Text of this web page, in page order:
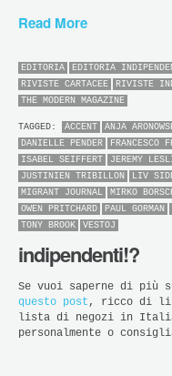
Read More
EDITORIA EDITORIA
RIVISTE CARTACEE
RIVISTE
THE MODERN MAGAZINE
TAGGED: ACCENT
ANJA
DANIELLE PENDER
FRANCESCO
ISABEL SEIFFERT
JEREMY
JUSTINIEN TRIBILLON
LIV
MIGRANT JOURNAL
MIRKO
OWEN PRITCHARD
PAUL GORMAN
TONY BROOK
VESTOJ
indipendenti!?
Se vuoi saperne di
questo post , ricco di
lista di negozi in
personalmente o